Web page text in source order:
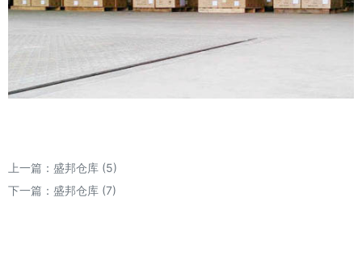
上一篇： 盛邦仓库 (5)
下一篇： 盛邦仓库 (7)